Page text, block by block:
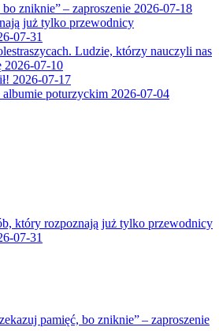
zniknie” – zaproszenie 2026-07-18
już tylko przewodnicy
07-31
Ludzie, którzy nauczyli nas
2026-07-10
2026-07-17
poturzyckim 2026-07-04
który rozpoznają już tylko przewodnicy
07-31
pamięć, bo zniknie” – zaproszenie